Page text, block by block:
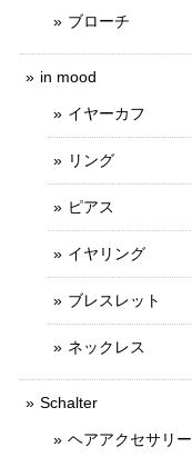
ブローチ
in mood
イヤーカフ
リング
ピアス
イヤリング
ブレスレット
ネックレス
Schalter
ヘアアクセサリー